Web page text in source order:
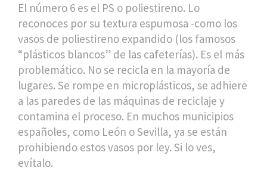
El número 6 es el PS o poliestireno. Lo
reconoces por su textura espumosa -como los
vasos de poliestireno expandido (los famosos
“plásticos blancos” de las cafeterías). Es el más
problemático. No se recicla en la mayoría de
lugares. Se rompe en microplásticos, se adhiere
a las paredes de las máquinas de reciclaje y
contamina el proceso. En muchos municipios
españoles, como León o Sevilla, ya se están
prohibiendo estos vasos por ley. Si lo ves,
evítalo.